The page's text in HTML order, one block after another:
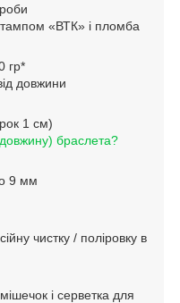
«ВТК» і пломба
гр*
довжини
1 см)
браслета?
9 мм
чистку / поліровку в
і серветка для